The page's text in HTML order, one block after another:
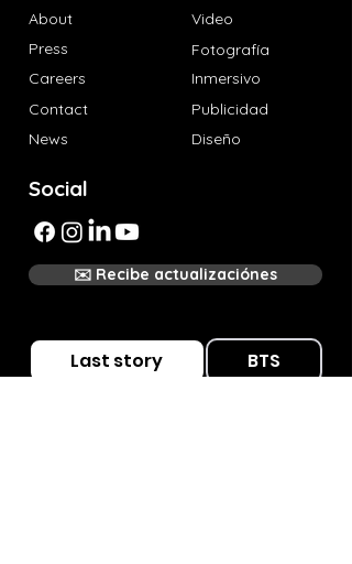
About
Video
Press
Fotografía
Careers
Inmersivo
Contact
Publicidad
Diseño
News
Social
✉️ Recibe actualizaciónes
Last story BTS